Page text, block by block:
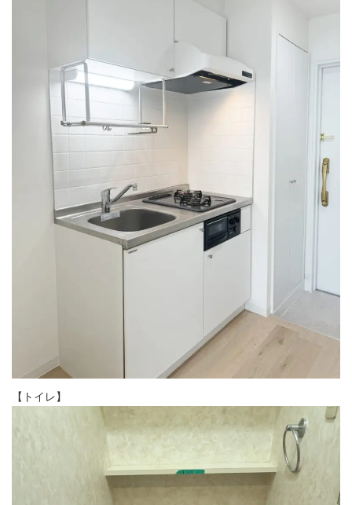
【トイレ】